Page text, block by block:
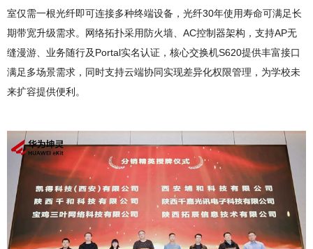
室仅需一根光纤即可连接多种终端设备，光纤30年使用寿命可满足长
期带宽升级需求。网络拓扑采用防火墙、AC控制器架构，支持AP无
缝漫游、业务随行及Portal实名认证，核心交换机S620提供丰富接口
满足多场景需求，同时支持云端协同实现差异化权限管理，为学校未
来扩容提供便利。